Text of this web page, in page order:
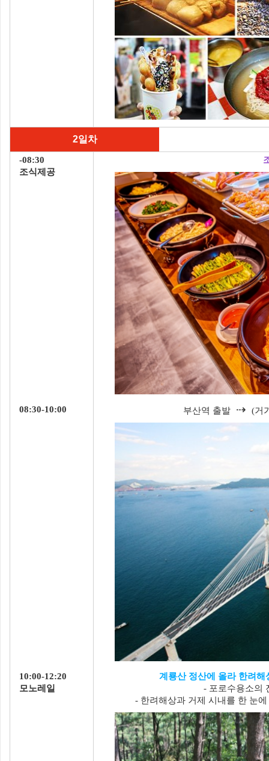
2일차
-08:30
조식제공
08:30-10:00 부산역 출발 ⇢ (거
10:00-12:20
모노레일
계룡산 정산에 올라 한려
- 포로수용소의
- 한려해상과 거제 시내를 한 눈